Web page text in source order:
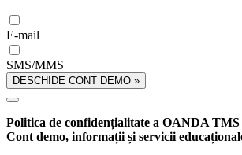
E-mail
SMS/MMS
DESCHIDE CONT DEMO »
Politica de confidențialitate a OANDA
Cont demo, informații și servicii